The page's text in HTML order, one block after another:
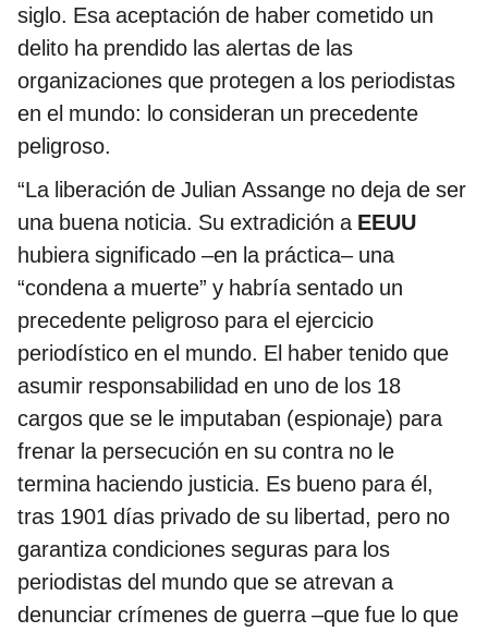
siglo. Esa aceptación de haber cometido un
delito ha prendido las alertas de las
organizaciones que protegen a los periodistas
en el mundo: lo consideran un precedente
peligroso.
“La liberación de Julian Assange no deja de ser
una buena noticia. Su extradición a EEUU
hubiera significado –en la práctica– una
“condena a muerte” y habría sentado un
precedente peligroso para el ejercicio
periodístico en el mundo. El haber tenido que
asumir responsabilidad en uno de los 18
cargos que se le imputaban (espionaje) para
frenar la persecución en su contra no le
termina haciendo justicia. Es bueno para él,
tras 1901 días privado de su libertad, pero no
garantiza condiciones seguras para los
periodistas del mundo que se atrevan a
denunciar crímenes de guerra –que fue lo que